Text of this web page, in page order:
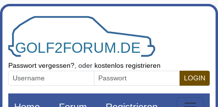
Zum Inhalt springen
Passwort vergessen? , oder kostenlos registrieren
LOGIN